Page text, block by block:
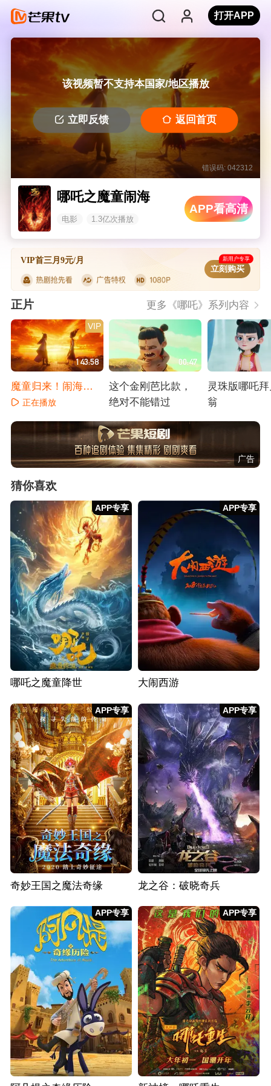
打开APP
该视频暂不支持本国家/地区播放
立即反馈 返回首页
错误码: 042312
哪吒之魔童闹海
电影 1.3亿次播放
APP看高清
VIP首三月9元/月 新用户专享
立刻购买
正片 更多《哪吒》系列内容
143:58
VIP
魔童归来！闹海之
战一触即发
正在播放
00:47
这个金刚芭比款，
绝对不能错过
灵珠版哪吒
翁
广告
猜你喜欢
APP专享
哪吒之魔童降世
APP专享
大闹西游
APP专享
奇妙王国之魔法奇缘
APP专享
龙之谷：破晓奇兵
APP专享 APP专享